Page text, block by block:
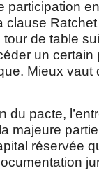
clause
tour de table
un
Mieux
du pacte,
majeure
réservée